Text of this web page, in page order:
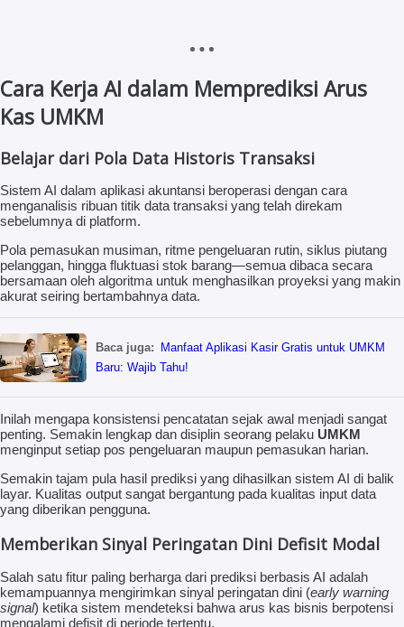
Cara Kerja AI dalam Memprediksi Arus
Kas UMKM
Belajar dari Pola Data Historis Transaksi
Sistem AI dalam aplikasi akuntansi beroperasi dengan cara
menganalisis ribuan titik data transaksi yang telah direkam
sebelumnya di platform.
Pola pemasukan musiman, ritme pengeluaran rutin, siklus piutang
pelanggan, hingga fluktuasi stok barang—semua dibaca secara
bersamaan oleh algoritma untuk menghasilkan proyeksi yang makin
akurat seiring bertambahnya data.
Baca juga: Manfaat Aplikasi Kasir Gratis untuk UMKM
Baru: Wajib Tahu!
Inilah mengapa konsistensi pencatatan sejak awal menjadi sangat
penting. Semakin lengkap dan disiplin seorang pelaku UMKM
menginput setiap pos pengeluaran maupun pemasukan harian.
Semakin tajam pula hasil prediksi yang dihasilkan sistem AI di balik
layar. Kualitas output sangat bergantung pada kualitas input data
yang diberikan pengguna.
Memberikan Sinyal Peringatan Dini Defisit Modal
Salah satu fitur paling berharga dari prediksi berbasis AI adalah
kemampuannya mengirimkan sinyal peringatan dini (early warning
signal) ketika sistem mendeteksi bahwa arus kas bisnis berpotensi
mengalami defisit di periode tertentu.